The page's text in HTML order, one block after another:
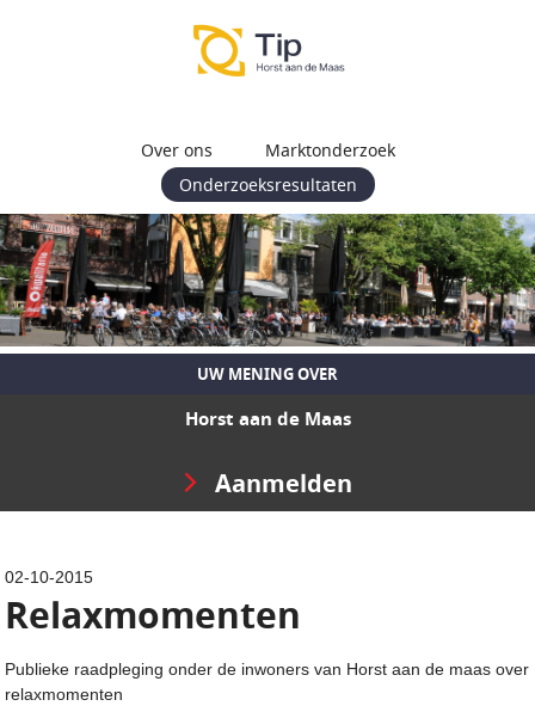
Over ons
Marktonderzoek
Onderzoeksresultaten
UW MENING OVER
Horst aan de Maas
Aanmelden
02-10-2015
Relaxmomenten
Publieke raadpleging onder de inwoners van Horst aan de maas over
relaxmomenten